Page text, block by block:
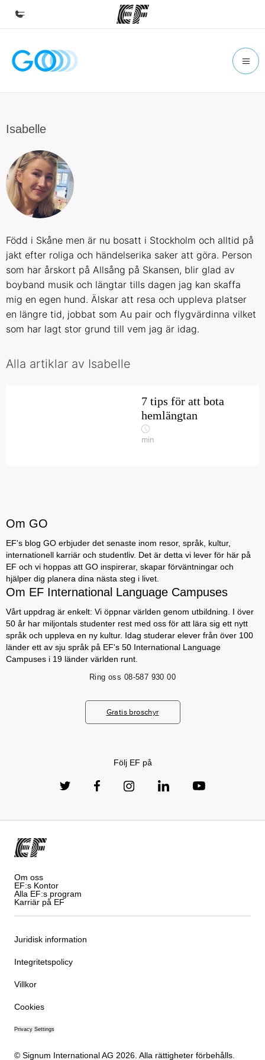
Hem
Hitta ett kontor nära dig
Om oss
Vilka är vi?
Isabelle
Född i Skåne men är nu bosatt i Stockholm och alltid på
jakt efter roliga och händelserika saker att göra. Person
som har årskort på Allsång på Skansen, blir glad av
boyband musik och längtar tills dagen jag kan skaffa
mig en egen hund. Älskar att resa och uppleva platser
en längre tid, jobbat som Au pair och flygvärdinna vilket
som har lagt stor grund till vem jag är idag.
Alla artiklar av Isabelle
7 tips för att bota
hemlängtan
min
Om GO
EF's blog GO erbjuder det senaste inom resor, språk, kultur,
internationell karriär och studentliv. Det är detta vi lever för här på
EF och vi hoppas att GO inspirerar, skapar förväntningar och
hjälper dig planera dina nästa steg i livet.
Om EF International Language Campuses
Vårt uppdrag är enkelt: Vi öppnar världen genom utbildning. I över
50 år har miljontals studenter rest med oss för att lära sig ett nytt
språk och uppleva en ny kultur. Idag studerar elever från över 100
länder ett av sju språk på EF's 50 International Language
Campuses i 19 länder världen runt.
Ring oss 08-587 930 00
Gratis broschyr
Följ EF på
Om oss
EF:s Kontor
Alla EF:s program
Karriär på EF
Juridisk information
Integritetspolicy
Villkor
Cookies
Privacy Settings
© Signum International AG 2026. Alla rättigheter förbehålls.